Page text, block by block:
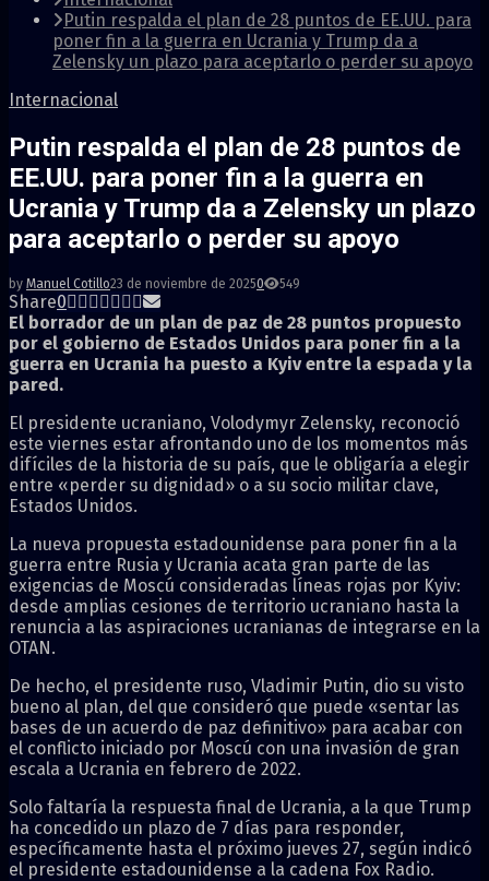
Putin respalda el plan de 28 puntos de EE.UU. para
poner fin a la guerra en Ucrania y Trump da a
Zelensky un plazo para aceptarlo o perder su apoyo
Internacional
Putin respalda el plan de 28 puntos de
EE.UU. para poner fin a la guerra en
Ucrania y Trump da a Zelensky un plazo
para aceptarlo o perder su apoyo
by Manuel Cotillo23 de noviembre de 20250 549
Share0
El borrador de un plan de paz de 28 puntos propuesto
por el gobierno de Estados Unidos para poner fin a la
guerra en Ucrania ha puesto a Kyiv entre la espada y la
pared.
El presidente ucraniano, Volodymyr Zelensky, reconoció
este viernes estar afrontando uno de los momentos más
difíciles de la historia de su país, que le obligaría a elegir
entre «perder su dignidad» o a su socio militar clave,
Estados Unidos.
La nueva propuesta estadounidense para poner fin a la
guerra entre Rusia y Ucrania acata gran parte de las
exigencias de Moscú consideradas líneas rojas por Kyiv:
desde amplias cesiones de territorio ucraniano hasta la
renuncia a las aspiraciones ucranianas de integrarse en la
OTAN.
De hecho, el presidente ruso, Vladimir Putin, dio su visto
bueno al plan, del que consideró que puede «sentar las
bases de un acuerdo de paz definitivo» para acabar con
el conflicto iniciado por Moscú con una invasión de gran
escala a Ucrania en febrero de 2022.
Solo faltaría la respuesta final de Ucrania, a la que Trump
ha concedido un plazo de 7 días para responder,
específicamente hasta el próximo jueves 27, según indicó
el presidente estadounidense a la cadena Fox Radio.